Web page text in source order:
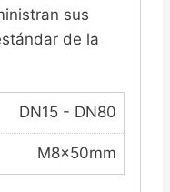
sus
de la
DN15 - DN80
M8×50mm